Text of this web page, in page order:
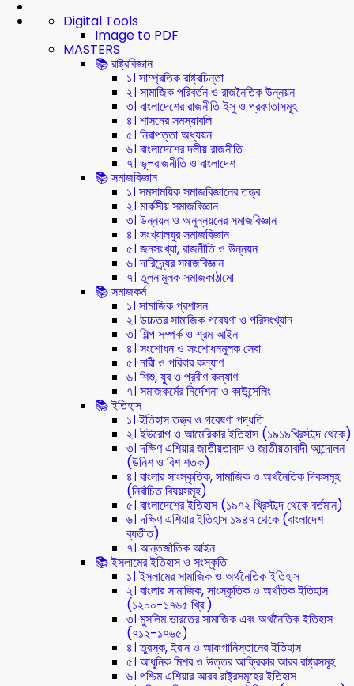
Digital Tools
Image to PDF
MASTERS
📚 রাষ্ট্রবিজ্ঞান
১। সাম্প্রতিক রাষ্ট্রচিন্তা
২। সামাজিক পরিবর্তন ও রাজনৈতিক উন্নয়ন
৩। বাংলাদেশের রাজনীতি ইসু ও প্রবণতাসমূহ
৪। শাসনের সমস্যাবলি
৫। নিরাপত্তা অধ্যয়ন
৬। বাংলাদেশের দলীয় রাজনীতি
৭। ভূ-রাজনীতি ও বাংলাদেশ
📚 সমাজবিজ্ঞান
১। সমসাময়িক সমাজবিজ্ঞানের তত্ত্ব
২। মার্কসীয় সমাজবিজ্ঞান
৩। উন্নয়ন ও অনুন্নয়নের সমাজবিজ্ঞান
৪। সংখ্যালঘুর সমাজবিজ্ঞান
৫। জনসংখ্যা, রাজনীতি ও উন্নয়ন
৬। দারিদ্র্যের সমাজবিজ্ঞান
৭। তুলনামূলক সমাজকাঠামো
📚 সমাজকর্ম
১। সামাজিক প্রশাসন
২। উচ্চতর সামাজিক গবেষণা ও পরিসংখ্যান
৩। শিল্প সম্পর্ক ও শ্রম আইন
৪। সংশোধন ও সংশোধনমূলক সেবা
৫। নারী ও পরিবার কল্যাণ
৬। শিশু, যুব ও প্রবীণ কল্যাণ
৭। সমাজকর্মের নির্দেশনা ও কাউন্সেলিং
📚 ইতিহাস
১। ইতিহাস তত্ত্ব ও গবেষণা পদ্ধতি
২। ইউরোপ ও আমেরিকার ইতিহাস (১৯১৯খ্রিস্টাব্দ থেকে)
৩। দক্ষিণ এশিয়ার জাতীয়তাবাদ ও জাতীয়তাবাদী আন্দোলন
(উনিশ ও বিশ শতক)
৪। বাংলার সাংস্কৃতিক, সামাজিক ও অর্থনৈতিক দিকসমূহ
(নির্বাচিত বিষয়সমূহ)
৫। বাংলাদেশের ইতিহাস (১৯৭২ খ্রিস্টাব্দ থেকে বর্তমান)
৬। দক্ষিণ এশিয়ার ইতিহাস ১৯৪৭ থেকে (বাংলাদেশ
ব্যতীত)
৭। আন্তর্জাতিক আইন
📚 ইসলামের ইতিহাস ও সংস্কৃতি
১। ইসলামের সামাজিক ও অর্থনৈতিক ইতিহাস
২। বাংলার সামাজিক, সাংস্কৃতিক ও অর্থতিক ইতিহাস
(১২০০-১৭৬৫ খ্রি:)
৩। মুসলিম ভারতের সামাজিক এবং অর্থনৈতিক ইতিহাস
(৭১২-১৭৬৫)
৪। তুরস্ক, ইরান ও আফগানিস্তানের ইতিহাস
৫। আধুনিক মিশর ও উত্তর আফ্রিকার আরব রাষ্ট্রসমূহ
৬। পশ্চিম এশিয়ার আরব রাষ্ট্রসমূহের ইতিহাস